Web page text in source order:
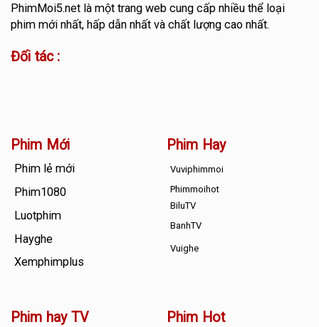
PhimMoi5.netlà một trang web cung cấp nhiều thể loại
phim mới nhất, hấp dẫn nhất và chất lượng cao nhất.
Đối tác :
Phim Mới
Phim lẻ mới
Phim1080
Luotphim
Hayghe
Xemphimplus
Phim Hay
Vuviphimmoi
Phimmoihot
BiluTV
BanhTV
Vuighe
Phim hay TV Phim Hot